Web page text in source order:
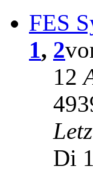
FES
1, 2
12
Di